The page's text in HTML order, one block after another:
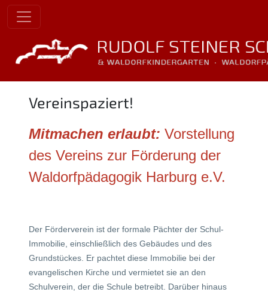
Vereinspaziert!
Mitmachen erlaubt: Vorstellung
des Vereins zur Förderung der
Waldorfpädagogik Harburg e.V.
Der Förderverein ist der formale Pächter der Schul-
Immobilie, einschließlich des Gebäudes und des
Grundstückes. Er pachtet diese Immobilie bei der
evangelischen Kirche und vermietet sie an den
Schulverein, der die Schule betreibt. Darüber hinaus